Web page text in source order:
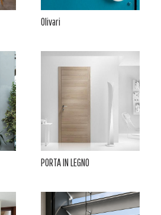
Olivari
PORTA IN LEGNO